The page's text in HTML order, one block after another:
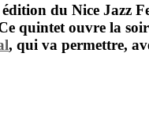
du Nice Jazz
quintet ouvre la
, qui va permettre,